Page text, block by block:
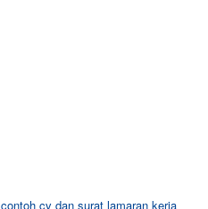
contoh cv dan surat lamaran kerja